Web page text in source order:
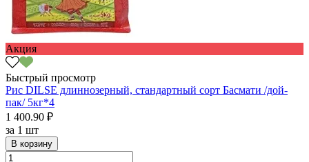
Акция
Быстрый просмотр
Рис DILSE длиннозерный, стандартный сорт Басмати /дой-
пак/ 5кг*4
1 400.90 ₽
за 1 шт
В корзину